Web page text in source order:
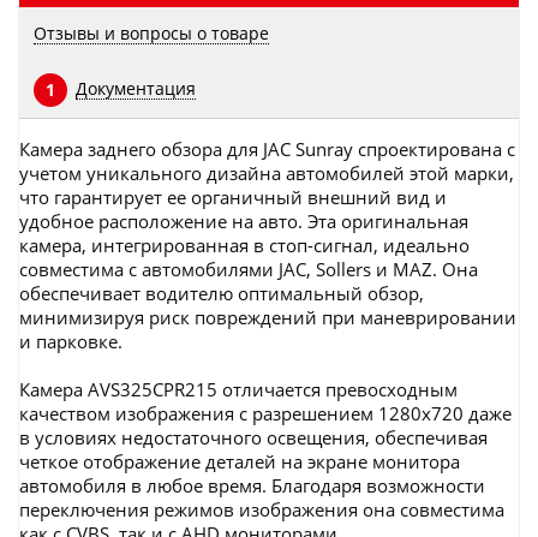
Отзывы и вопросы о товаре
1 Документация
Камера заднего обзора для JAC Sunray спроектирована с
учетом уникального дизайна автомобилей этой марки,
что гарантирует ее органичный внешний вид и
удобное расположение на авто. Эта оригинальная
камера, интегрированная в стоп-сигнал, идеально
совместима с автомобилями JAC, Sollers и MAZ. Она
обеспечивает водителю оптимальный обзор,
минимизируя риск повреждений при маневрировании
и парковке.
Камера AVS325CPR215 отличается превосходным
качеством изображения с разрешением 1280x720 даже
в условиях недостаточного освещения, обеспечивая
четкое отображение деталей на экране монитора
автомобиля в любое время. Благодаря возможности
переключения режимов изображения она совместима